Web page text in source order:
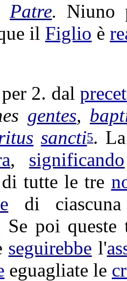
Patre.
il Figlio è
per 2. dal
gentes,
sancti5.
, significando
di tutte le tre
di
Se poi
seguirebbe l'
eguagliate le